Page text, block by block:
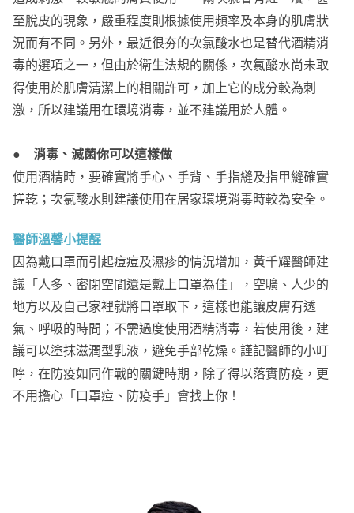
至脫皮的現象，嚴重程度則根據使用頻率及本身的肌膚狀
況而有不同。另外，最近很夯的次氯酸水也是替代酒精消
毒的選項之一，但由於衛生法規的關係，次氯酸水尚未取
得使用於肌膚清潔上的相關許可，加上它的成分較為刺
激，所以建議用在環境消毒，並不建議用於人體。
●消毒、滅菌你可以這樣做
使用酒精時，要確實將手心、手背、手指縫及指甲縫確實
搓乾；次氯酸水則建議使用在居家環境消毒時較為安全。
醫師溫馨小提醒
因為戴口罩而引起痘痘及濕疹的情況增加，黃千耀醫師建
議「人多、密閉空間還是戴上口罩為佳」，空曠、人少的
地方以及自己家裡就將口罩取下，這樣也能讓皮膚有透
氣、呼吸的時間；不需過度使用酒精消毒，若使用後，建
議可以塗抹滋潤型乳液，避免手部乾燥。謹記醫師的小叮
嚀，在防疫如同作戰的關鍵時期，除了得以落實防疫，更
不用擔心「口罩痘、防疫手」會找上你！